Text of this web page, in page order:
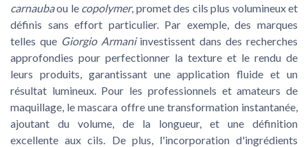
carnaubaou le copolymer, promet des cils plus volumineux et
définis sans effort particulier. Par exemple, des marques
telles que Giorgio Armaniinvestissent dans des recherches
approfondies pour perfectionner la texture et le rendu de
leurs produits, garantissant une application fluide et un
résultat lumineux. Pour les professionnels et amateurs de
maquillage, le mascara offre une transformation instantanée,
ajoutant du volume, de la longueur, et une définition
excellente aux cils. De plus, l'incorporation d'ingrédients